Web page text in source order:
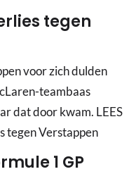
tegen
voor zich dulden
teambaas
dat door kwam. LEES
tegen Verstappen
1 GP